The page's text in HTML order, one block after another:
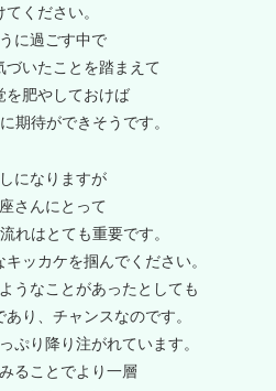
てください。
に過ごす中で
づいたことを踏まえて
を肥やしておけば
期待ができそうです。
になりますが
さんにとって
れはとても重要です。
ッカケを掴んでください。
うなことがあったとしても
り、チャンスなのです。
ぷり降り注がれています。
ることでより一層